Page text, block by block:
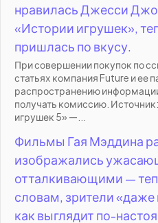
нравилась Джесси
«Истории игрушек»,
пришлась по вкусу.
При совершении покупок по
статьях компания Future и ее
распространению
получать комиссию.
игрушек 5» —...
Фильмы Гая Мэддина
изображались
отталкивающими —
словам, зрители «даже
как выглядит по-